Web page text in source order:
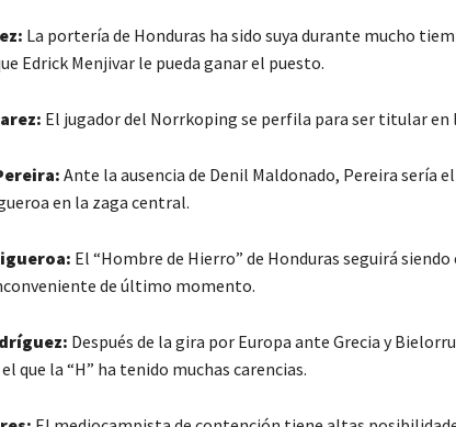
La portería de Honduras ha sido suya durante mucho
Edrick Menjivar le pueda ganar el puesto.
El jugador del Norrkoping se perfila para ser titular en
Ante la ausencia de Denil Maldonado, Pereira sería
en la zaga central.
El “Hombre de Hierro” de Honduras seguirá
de último momento.
Después de la gira por Europa ante Grecia y
que la “H” ha tenido muchas carencias.